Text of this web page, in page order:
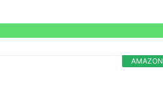
AMAZON